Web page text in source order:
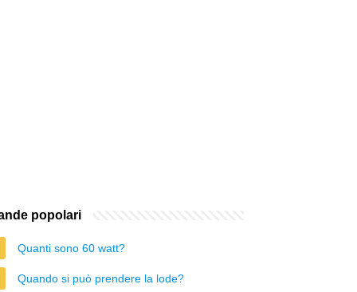
popolari
Quanti sono 60 watt?
Quando si può prendere la lode?